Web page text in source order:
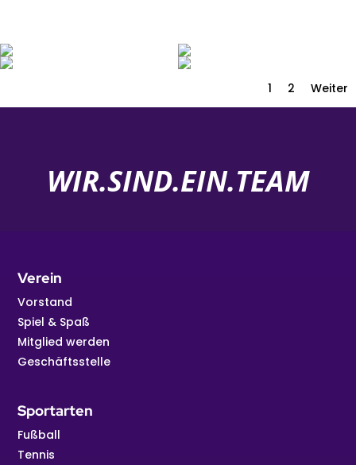
1 2 Weiter
WIR.SIND.EIN.TEAM
Verein
Vorstand
Spiel & Spaß
Mitglied werden
Geschäftsstelle
Sportarten
Fußball
Tennis